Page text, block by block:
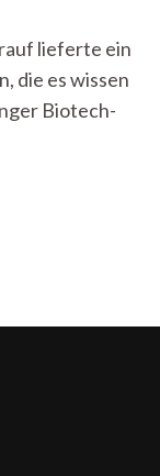
lieferte ein
die es wissen
Biotech-